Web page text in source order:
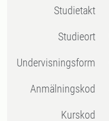
Studietakt
Studieort
Undervisningsform
Anmälningskod
Kurskod